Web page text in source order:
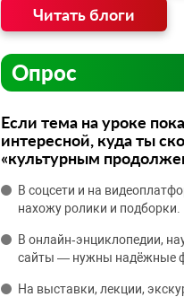
Читать блоги
Опрос
Если тема на уроке
интересной, куда ты
«культурным
В соцсети и на
нахожу ролики и подборки.
В онлайн‑энциклопедии,
сайты — нужны надёжные
На выставки, лекции,